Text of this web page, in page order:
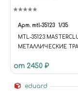
Арт. mtl-35123 1/35
MTL-35123
МЕТАЛЛИЧЕСКИЕ
T49 TYPE
от 2450 ₽
eduard